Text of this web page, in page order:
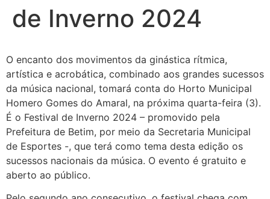
de Inverno 2024
O encanto dos movimentos da ginástica rítmica,
artística e acrobática, combinado aos grandes sucessos
da música nacional, tomará conta do Horto Municipal
Homero Gomes do Amaral, na próxima quarta-feira (3).
É o Festival de Inverno 2024 – promovido pela
Prefeitura de Betim, por meio da Secretaria Municipal
de Esportes -, que terá como tema desta edição os
sucessos nacionais da música. O evento é gratuito e
aberto ao público.